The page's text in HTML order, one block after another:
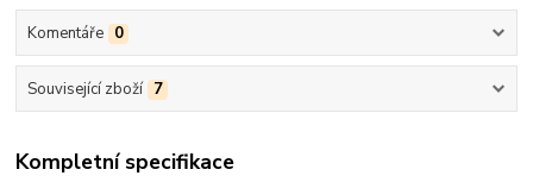
Komentáře 0
Související zboží 7
Kompletní specifikace